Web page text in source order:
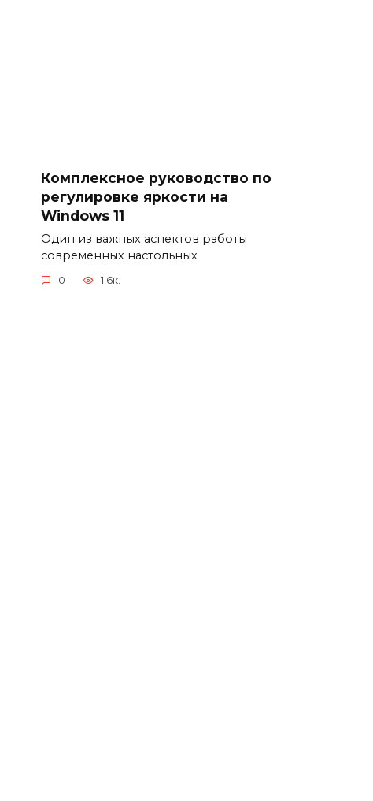
Комплексное руководство по
регулировке яркости на
Windows 11
Один из важных аспектов работы
современных настольных
0 1.6к.